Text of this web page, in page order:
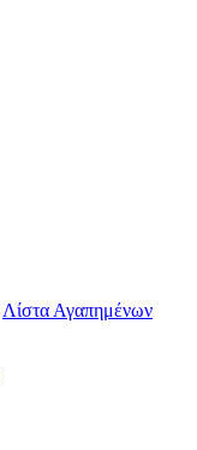
Λίστα Αγαπημένων